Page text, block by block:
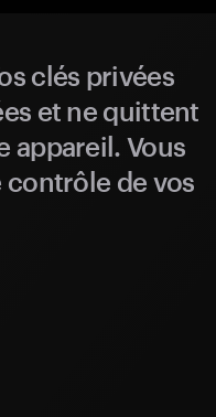
clés privées
et ne quittent
appareil. Vous
contrôle de vos